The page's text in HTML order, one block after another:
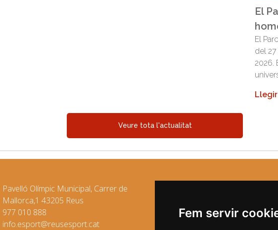
Fem servir
El
El
del
2026.
Veure tota l'actualitat
Pavelló Olímpic Municipal, Carrer de
Mallorca,1 43205 Reus
977 010 888
info.esport@reusesport.cat